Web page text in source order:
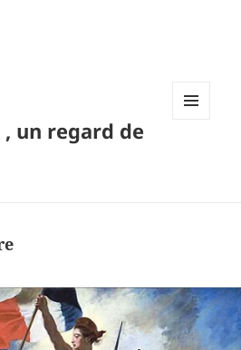
un regard de